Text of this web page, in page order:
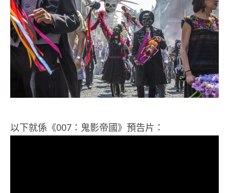
以下就係《007：鬼影帝國》預告片：